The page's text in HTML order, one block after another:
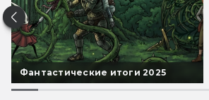
Фантастические итоги 2025